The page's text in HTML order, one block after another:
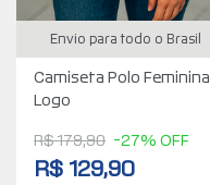
Envio para todo o Brasil
Camiseta Polo Feminina
Logo
R$ 179,90 -27% OFF
R$ 129,90